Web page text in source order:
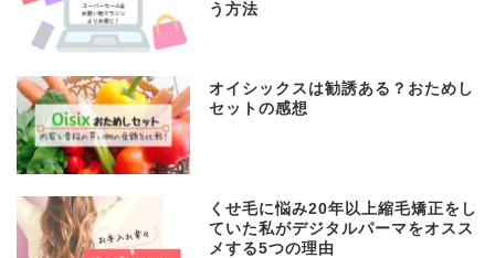
う方法
オイシックスは勧誘ある？おためし
セットの感想
くせ毛に悩み20年以上縮毛矯正をし
ていた私がデジタルパーマをオスス
メする5つの理由